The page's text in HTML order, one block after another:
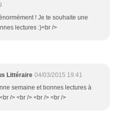
! Je te souhaite une
lectures :)<br />
Littéraire 04/03/2015 19:41
semaine et bonnes lectures à
/> <br /> <br /> <br />